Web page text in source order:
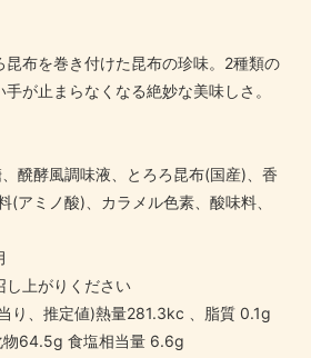
布を巻き付けた昆布の珍味。2種類の
が止まらなくなる絶妙な美味しさ。
醗酵風調味液、とろろ昆布(国産)、香
(アミノ酸)、カラメル色素、酸味料、
し上がりください
り、推定値)熱量281.3kc 、脂質 0.1g
64.5g 食塩相当量 6.6g